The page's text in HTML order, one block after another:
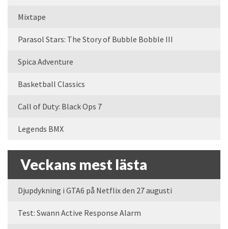
Mixtape
Parasol Stars: The Story of Bubble Bobble III
Spica Adventure
Basketball Classics
Call of Duty: Black Ops 7
Legends BMX
Veckans mest lästa
Djupdykning i GTA6 på Netflix den 27 augusti
Test: Swann Active Response Alarm